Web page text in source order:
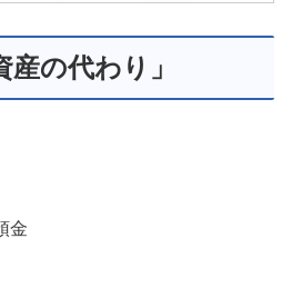
産の代わり」
金